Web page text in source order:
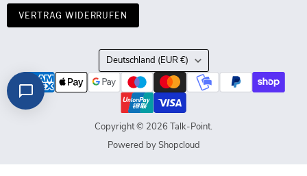
VERTRAG WIDERRUFEN
Land
Deutschland (EUR €)
Copyright © 2026 Talk-Point.
Powered by Shopcloud